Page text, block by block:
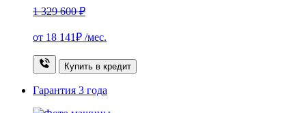
1 329 600 ₽
от 18 141₽ /мес.
Купить в кредит
Гарантия 3 года